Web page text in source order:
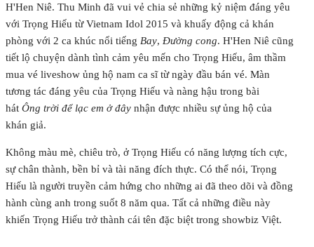
H'Hen Niê. Thu Minh đã vui vẻ chia sẻ những kỷ niệm đáng yêu
với Trọng Hiếu từ Vietnam Idol 2015 và khuấy động cả khán
phòng với 2 ca khúc nổi tiếng Bay, Đường cong. H'Hen Niê cũng
tiết lộ chuyện dành tình cảm yêu mến cho Trọng Hiếu, âm thầm
mua vé liveshow ủng hộ nam ca sĩ từ ngày đầu bán vé. Màn
tương tác đáng yêu của Trọng Hiếu và nàng hậu trong bài
hát Ông trời để lạc em ở đây nhận được nhiều sự ủng hộ của
khán giả.
Không màu mè, chiêu trò, ở Trọng Hiếu có năng lượng tích cực,
sự chân thành, bền bỉ và tài năng đích thực. Có thể nói, Trọng
Hiếu là người truyền cảm hứng cho những ai đã theo dõi và đồng
hành cùng anh trong suốt 8 năm qua. Tất cả những điều này
khiến Trọng Hiếu trở thành cái tên đặc biệt trong showbiz Việt.